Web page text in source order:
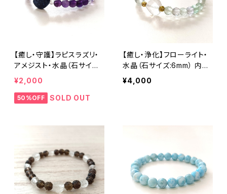
【癒し・守護】ラピスラズリ・
アメジスト・水晶（石サイズ:1
2〜6mm） 内径15cm
¥2,000
50%OFF SOLD OUT
【癒し・浄化】フローライト・
水晶（石サイズ:6mm） 内径1
4cm
¥4,000